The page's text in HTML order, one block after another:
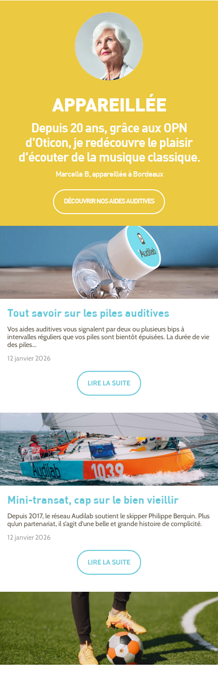
APPAREILLÉE
Depuis 20 ans, grâce aux OPN
d'Oticon, je redécouvre le plaisir
d'écouter de la musique classique.
Marcelle B, appareillée à Bordeaux
DÉCOUVRIR NOS AIDES AUDITIVES
Tout savoir sur les piles auditives
Vos aides auditives vous signalent par deux ou plusieurs bips à
intervalles réguliers que vos piles sont bientôt épuisées. La durée de vie
des piles...
12 janvier 2026
LIRE LA SUITE
Mini-transat, cap sur le bien vieillir
Depuis 2017, le réseau Audilab soutient le skipper Philippe Berquin. Plus
qu’un partenariat, il s’agit d’une belle et grande histoire de complicité.
12 janvier 2026
LIRE LA SUITE